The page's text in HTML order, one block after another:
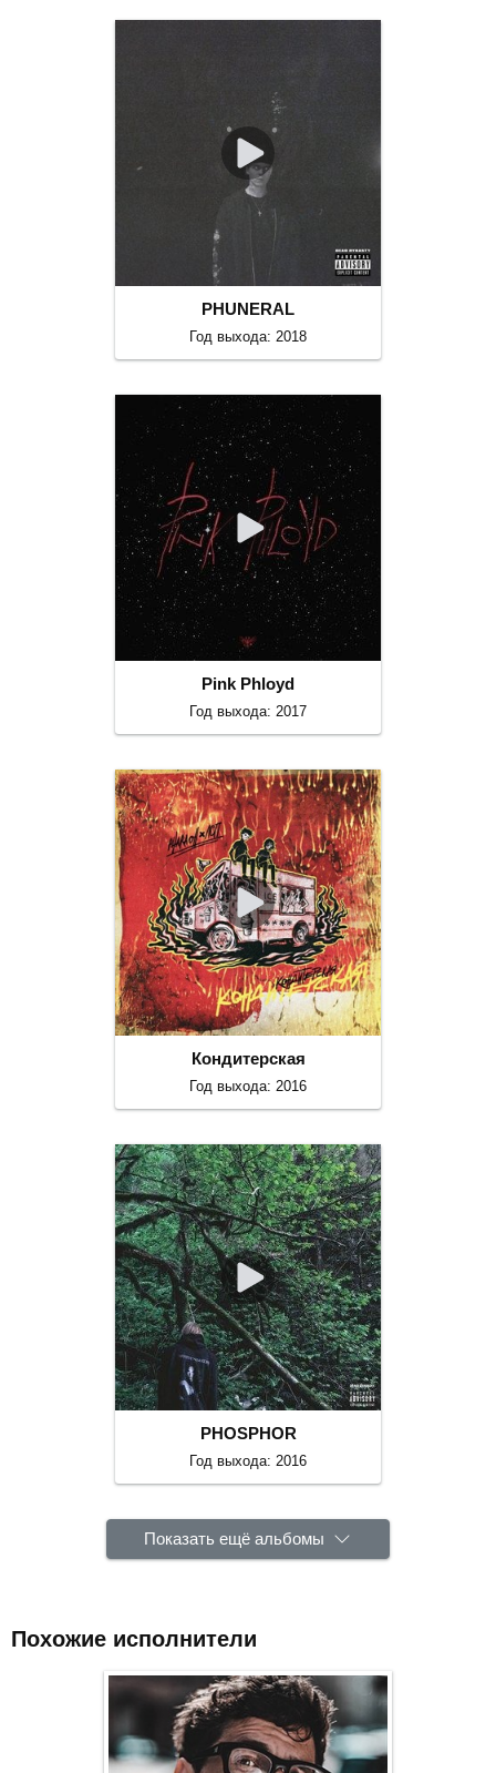
PHUNERAL
Год выхода: 2018
Pink Phloyd
Год выхода: 2017
Кондитерская
Год выхода: 2016
PHOSPHOR
Год выхода: 2016
Показать ещё альбомы
Похожие исполнители